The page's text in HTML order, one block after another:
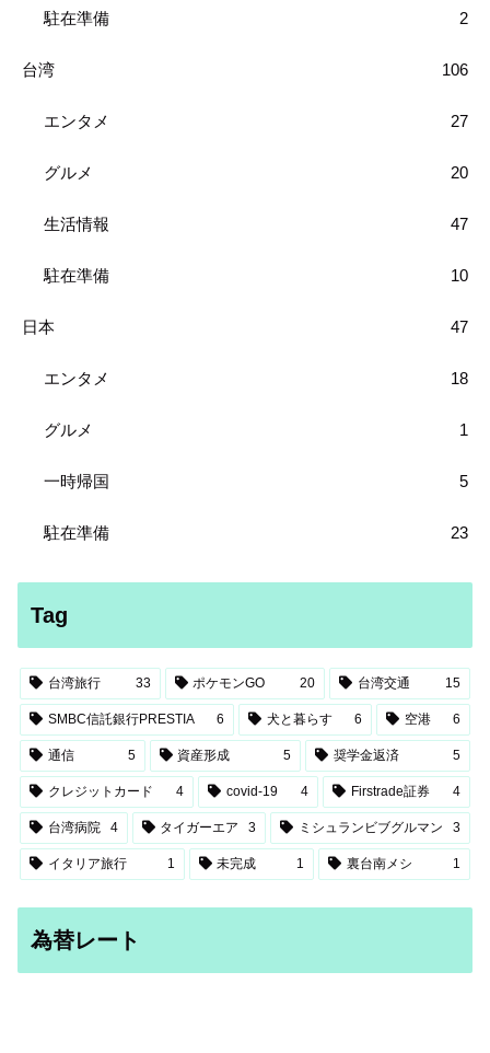
駐在準備 2
台湾 106
エンタメ 27
グルメ 20
生活情報 47
駐在準備 10
日本 47
エンタメ 18
グルメ 1
一時帰国 5
駐在準備 23
Tag
台湾旅行 33 ポケモンGO 20 台湾交通 15
SMBC信託銀行PRESTIA 6 犬と暮らす 6 空港 6
通信 5 資産形成 5 奨学金返済 5
クレジットカード 4 covid-19 4 Firstrade証券 4
台湾病院 4 タイガーエア 3 ミシュランビブグルマン 3
イタリア旅行 1 未完成 1 裏台南メシ 1
為替レート